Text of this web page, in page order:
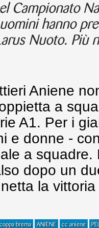
Campionato
hanno
Nuoto. Più
Aniene
a
A1. Per i
e donne -
a
dopo un
la
brema ANIENE cc aniene